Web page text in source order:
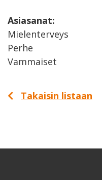
Asiasanat:
Mielenterveys
Perhe
Vammaiset
Takaisin listaan